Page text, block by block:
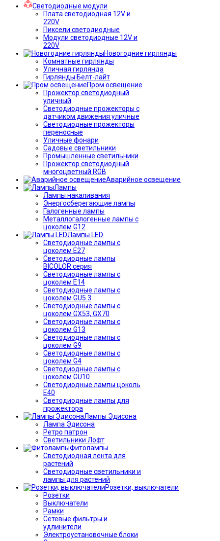
Светодиодные модули
Плата светодиодная 12V и
220V
Пиксели светодиодные
Модули светодиодные 12V и
220V
Новогодние гирлянды
Комнатные гирлянды
Уличная гирлянда
Гирлянды Белт-лайт
Пром освещение
Прожектор светодиодный
уличный
Светодиодные прожекторы с
датчиком движения уличные
Светодиодные прожекторы
переносные
Уличные фонари
Садовые светильники
Промышленные светильники
Прожектор светодиодный
многоцветный RGB
Аварийное освещение
Лампы
Лампы накаливания
Энергосберегающие лампы
Галогенные лампы
Металлогалогенные лампы с
цоколем G12
Лампы LED
Светодиодные лампы с
цоколем E27
Светодиодные лампы
BICOLOR серия
Светодиодные лампы с
цоколем E14
Светодиодные лампы с
цоколем GU5.3
Светодиодные лампы с
цоколем GX53, GX70
Светодиодные лампы с
цоколем G13
Светодиодные лампы с
цоколем G9
Светодиодные лампы с
цоколем G4
Светодиодные лампы с
цоколем GU10
Светодиодные лампы цоколь
Е40
Светодиодные лампы для
прожектора
Лампы Эдисона
Лампа Эдисона
Ретро патрон
Светильники Лофт
Фитолампы
Светодиодная лента для
растений
Светодиодные светильники и
лампы для растений
Розетки, выключатели
Розетки
Выключатели
Рамки
Сетевые фильтры и
удлинители
Электроустановочные блоки